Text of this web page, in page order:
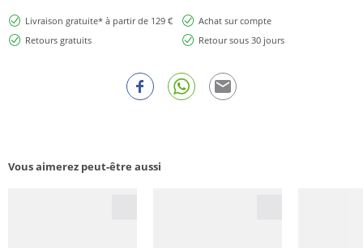
Livraison gratuite* à partir de 129 €
Achat sur compte
Retours gratuits
Retour sous 30 jours
Vous aimerez peut-être aussi